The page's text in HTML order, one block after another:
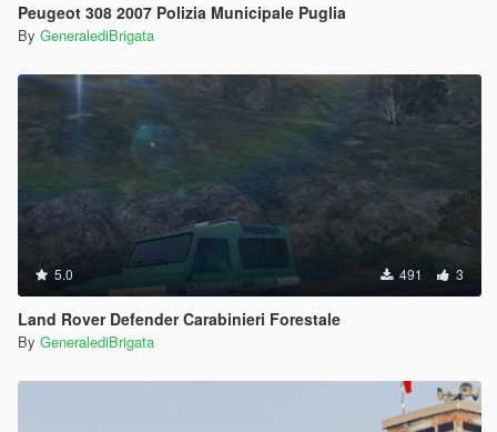
Peugeot 308 2007 Polizia Municipale Puglia
By GeneralediBrigata
5.0 491 3
Land Rover Defender Carabinieri Forestale
By GeneralediBrigata